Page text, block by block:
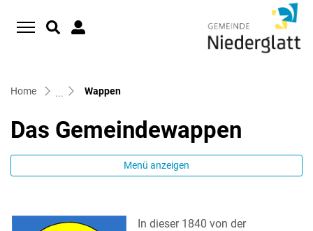
Home Wappen(ausgewählt)
Das Gemeindewappen
Menü anzeigen
In dieser 1840 von der